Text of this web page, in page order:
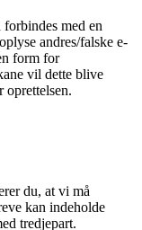
med en
andres/falske e-
form for
vil dette blive
oprettelsen.
du, at vi må
kan indeholde
tredjepart.